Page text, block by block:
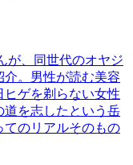
が、同世代のオヤジ
介。男性が読む美容
ゲを剃らない女性
道を志したという岳
てのリアルそのもの